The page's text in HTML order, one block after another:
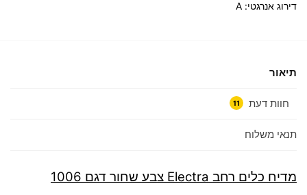
דירוג אנרגטי: A
תיאור
חוות דעת 11
תנאי משלוח
מדיח כלים רחב Electra צבע שחור דגם 1006